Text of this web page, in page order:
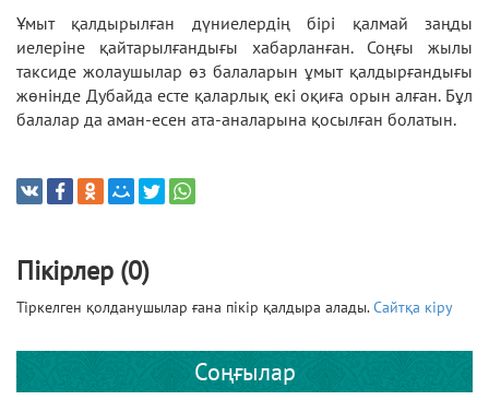
Ұмыт қалдырылған дүниелердің бірі қалмай заңды
иелеріне қайтарылғандығы хабарланған. Соңғы жылы
таксиде жолаушылар өз балаларын ұмыт қалдырғандығы
жөнінде Дубайда есте қаларлық екі оқиға орын алған. Бұл
балалар да аман-есен ата-аналарына қосылған болатын.
Пікірлер (0)
Тіркелген қолданушылар ғана пікір қалдыра алады.Сайтқа кіру
Соңғылар